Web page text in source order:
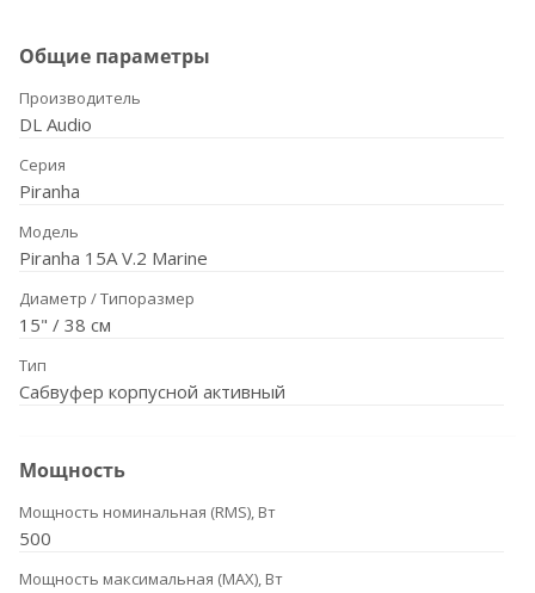
Общие параметры
Производитель
DL Audio
Серия
Piranha
Модель
Piranha 15A V.2 Marine
Диаметр / Типоразмер
15" / 38 см
Тип
Сабвуфер корпусной активный
Мощность
Мощность номинальная (RMS), Вт
500
Мощность максимальная (MAX), Вт